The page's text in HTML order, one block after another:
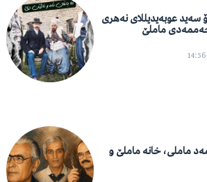
سەید عوبەیدیللای نەهری
ماملێ
14:56
ماملی، خانە ماملێ و